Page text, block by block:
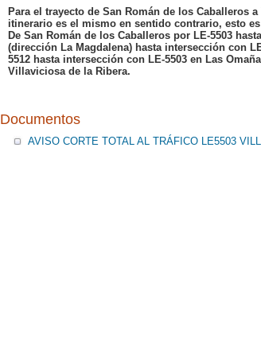
Para el trayecto de San Román de los Caballeros
itinerario es el mismo en sentido contrario, esto
De San Román de los Caballeros por LE-5503
(dirección La Magdalena) hasta intersección con
5512 hasta intersección con LE-5503 en Las
Villaviciosa de la Ribera.
Documentos
AVISO CORTE TOTAL AL TRÁFICO LE5503